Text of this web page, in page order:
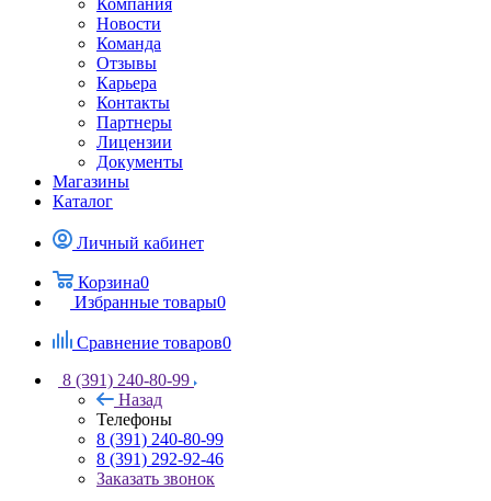
Компания
Новости
Команда
Отзывы
Карьера
Контакты
Партнеры
Лицензии
Документы
Магазины
Каталог
Личный кабинет
Корзина0
Избранные товары0
Сравнение товаров0
8 (391) 240-80-99
Назад
Телефоны
8 (391) 240-80-99
8 (391) 292-92-46
Заказать звонок